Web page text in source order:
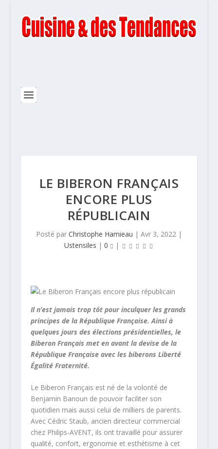
LE BIBERON FRANÇAIS
ENCORE PLUS
RÉPUBLICAIN
Posté par Christophe Hamieau | Avr 3, 2022|
Ustensiles |0 |
Il n’est jamais trop tôt pour inculquer les grands
principes de la République Française. Ainsi à
quelques jours des élections présidentielles, le
Biberon Français met en avant la devise de la
République Française avec les biberons Liberté
Égalité Fraternité.
Le Biberon Français est né de la volonté de
Benjamin Banoun de pouvoir faciliter son
quotidien mais aussi celui de milliers de parents.
Avec Cédric Staub, ancien directeur commercial
chez Philips-AVENT, ils ont travaillé pour assurer
qualité, confort, ergonomie et esthétisme à cet